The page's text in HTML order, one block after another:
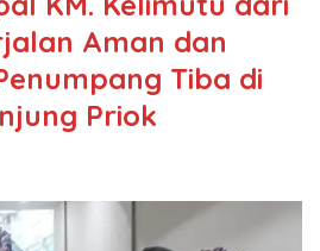
Aman dan
Tiba di
Priok